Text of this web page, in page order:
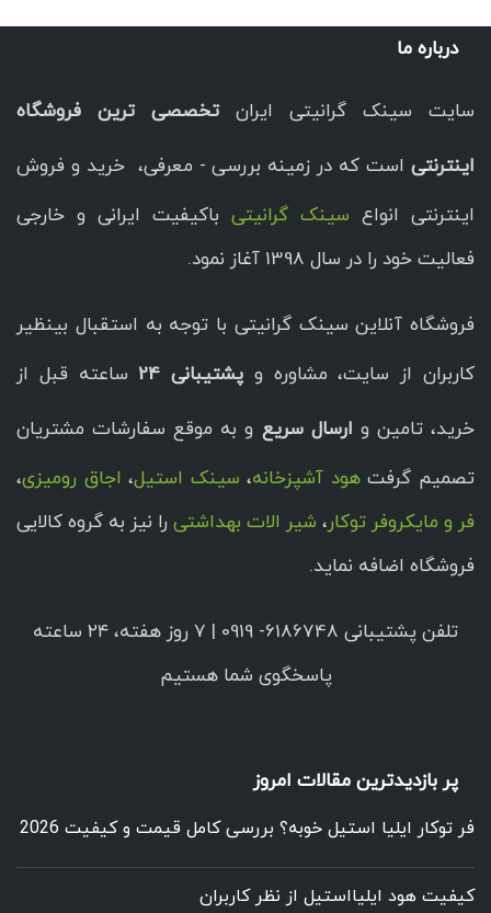
درباره ما
سایت سینک گرانیتی ایرانتخصصی ترین فروشگاه
اینترنتی است که در زمینه بررسی - معرفی، خرید و فروش
اینترنتی انواع سینک گرانیتی باکیفیت ایرانی و خارجی
فعالیت خود را در سال 1398 آغاز نمود.
فروشگاه آنلاین سینک گرانیتی با توجه به استقبال بینظیر
کاربران از سایت، مشاوره وپشتیبانی 24 ساعته قبل از
خرید، تامین و ارسال سریع و به موقع سفارشات مشتریان
تصمیم گرفتهود آشپزخانه، سینک استیل، اجاق رومیزی،
فر و مایکروفر توکار، شیر الات بهداشتی را نیز به گروه کالایی
فروشگاه اضافه نماید.
تلفن پشتیبانی 6186748- 0919 | ۷ روز هفته، ۲۴ ساعته
پاسخگوی شما هستیم
پر بازدیدترین مقالات امروز
فر توکار ایلیا استیل خوبه؟ بررسی کامل قیمت و کیفیت 2026
کیفیت هود ایلیااستیل از نظر کاربران